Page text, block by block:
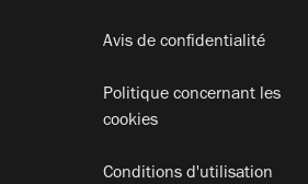
Avis de confidentialité
Politique concernant les
cookies
Conditions d'utilisation